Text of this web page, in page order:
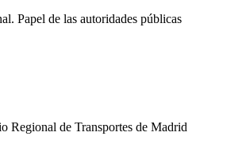
Papel de las autoridades públicas
Regional de Transportes de Madrid